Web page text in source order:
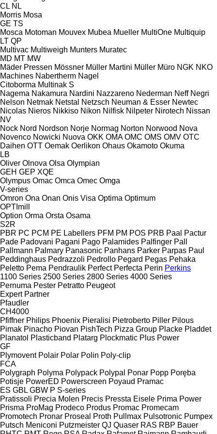
CL NL
Morris Mosa
GE TS
Mosca Motoman Mouvex Mubea Mueller MultiOne Multiquip
LT QP
Multivac Multiweigh Munters Muratec
MD MT MW
Mäder Pressen Mössner Müller Martini Müller Müro NGK NKO
Machines Nabertherm Nagel
Citoborma Multinak S
Nagema Nakamura Nardini Nazzareno Nederman Neff Negri
Nelson Netmak Netstal Netzsch Neuman & Esser Newtec
Nicolas Nieros Nikkiso Nikon Nilfisk Nilpeter Nirotech Nissan
NV
Nock Nord Nordson Norje Normag Norton Norwood Nova
Novenco Nowicki Nuova OKK OMA OMC OMS OMV OTC
Daihen OTT Oemak Oerlikon Ohaus Okamoto Okuma
LB
Oliver Olnova Olsa Olympian
GEH GEP XQE
Olympus Omac Omca Omec Omga
V-series
Omron Ona Onan Onis Visa Optima Optimum
OPTImill
Option Orma Orsta Osama
S2R
PBR PC PCM PE Labellers PFM PM POS PRB Paal
Pactur
Pade Padovani Pagani Pago Palamides Palfinger Pall
Pallmann Palmary Panasonic Panhans Parker Parpas Paul
Peddinghaus Pedrazzoli Pedrollo Pegard Pegas Pehaka
Peletto Pema Pendraulik Perfect Perfecta Perin Perkins
1100 Series 2500 Series 2800 Series 4000 Series
Pernuma Pester Petratto Peugeot
Expert Partner
Pfaudler
CH4000
Pfiffner Philips Phoenix Pieralisi Pietroberto Piller Pilous
Pimak Pinacho Piovan PishTech Pizza Group Placke Pladdet
Planatol Plasticband Platarg Plockmatic Plus Power
GF
Plymovent Polair Polar Polin Poly-clip
FCA
Polygraph Polyma Polypack Polypal Ponar Popp Poręba
Potisje PowerED Powerscreen Poyaud Pramac
ES GBL GBW P S-series
Pratissoli Precia Molen Precis Pressta Eisele Prima Power
Prisma ProMag Prodeco Produs Promac Promecam
Promotech Pronar Proseal Proth Pullmax Pulsotronic Pumpex
Putsch Meniconi Putzmeister QJ Quaser RAS RBP Bauer